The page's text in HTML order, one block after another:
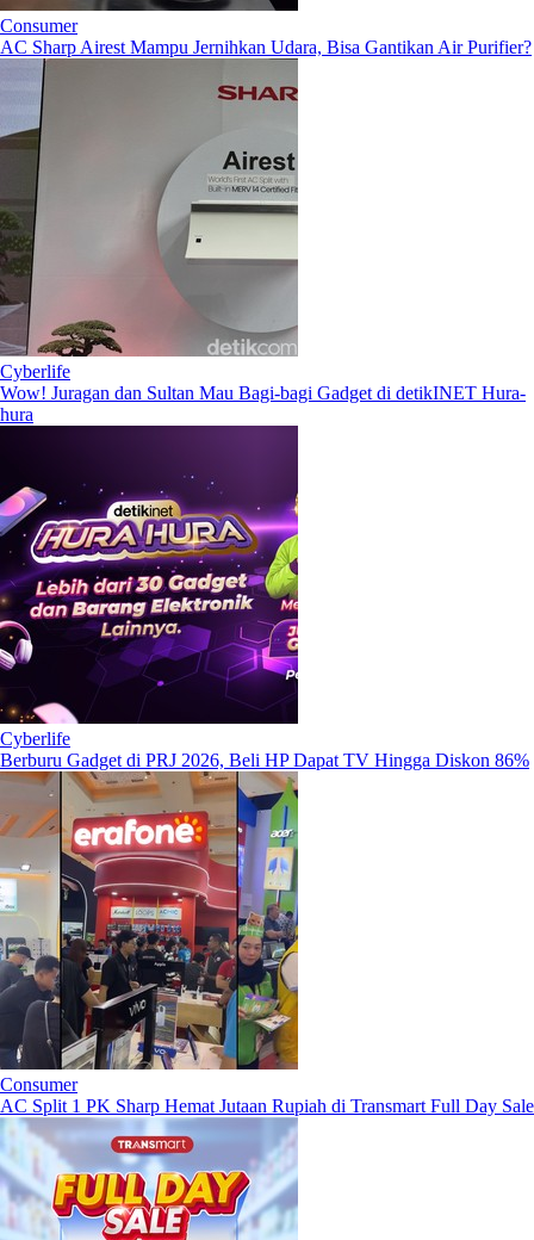
Consumer
AC Sharp Airest Mampu Jernihkan Udara, Bisa Gantikan Air Purifier?
Cyberlife
Wow! Juragan dan Sultan Mau Bagi-bagi Gadget di detikINET Hura-
hura
Cyberlife
Berburu Gadget di PRJ 2026, Beli HP Dapat TV Hingga Diskon 86%
Consumer
AC Split 1 PK Sharp Hemat Jutaan Rupiah di Transmart Full Day Sale